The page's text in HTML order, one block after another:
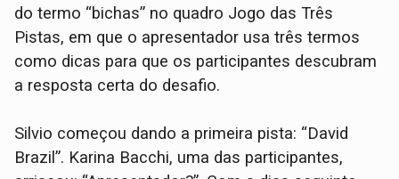
do termo “bichas” no quadro Jogo das Três
Pistas, em que o apresentador usa três termos
como dicas para que os participantes descubram
a resposta certa do desafio.
Silvio começou dando a primeira pista: “David
Brazil”. Karina Bacchi, uma das participantes,